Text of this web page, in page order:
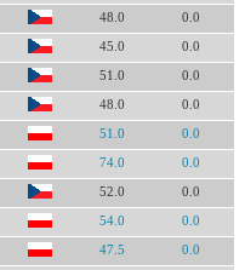
48.0 0.0
45.0 0.0
51.0 0.0
48.0 0.0
51.0 0.0
74.0 0.0
52.0 0.0
54.0 0.0
47.5 0.0